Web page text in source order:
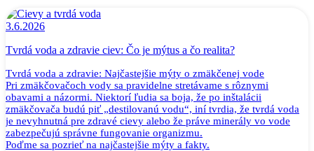
3.6.2026
Tvrdá voda a zdravie ciev: Čo je mýtus a čo realita?
Tvrdá voda a zdravie: Najčastejšie mýty o zmäkčenej vode
Pri zmäkčovačoch vody sa pravidelne stretávame s rôznymi
obavami a názormi. Niektorí ľudia sa boja, že po inštalácii
zmäkčovača budú piť „destilovanú vodu“, iní tvrdia, že tvrdá voda
je nevyhnutná pre zdravé cievy alebo že práve minerály vo vode
zabezpečujú správne fungovanie organizmu.
Poďme sa pozrieť na najčastejšie mýty a fakty.